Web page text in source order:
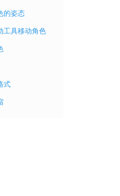
的姿态
工具移动角色
式